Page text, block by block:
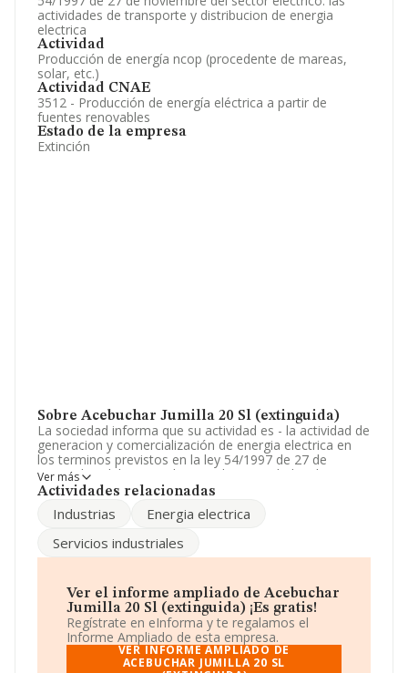
actividades de transporte y distribucion de energia
electrica
Actividad
Producción de energía ncop (procedente de mareas,
solar, etc.)
Actividad CNAE
3512 - Producción de energía eléctrica a partir de
fuentes renovables
Estado de la empresa
Extinción
Sobre Acebuchar Jumilla 20 Sl (extinguida)
La sociedad informa que su actividad es - la actividad de
generacion y comercialización de energia electrica en
los terminos previstos en la ley 54/1997 de 27 de
noviembre del sector electrico. las actividades de
transporte y distribución de energia electrica. La
Sociedad Limitada. Su actividad CNAE es 'Transporte de
tiene actividad en mercados exteriores.
NIF B13466065, está situada en Calle Juan Ii núm. 7 Plt
2, (13001), Ciudad Real, Castilla-la Mancha.
Con los datos a disposición de INFORMA sobre 46.044
empresas pertenecientes al sector, a nivel nacional la
facturación asciende a 23.269 millones de euros y la
Ver más
Actividades relacionadas
Industrias
Energia electrica
Servicios industriales
Ver el informe ampliado de Acebuchar
Jumilla 20 Sl (extinguida) ¡Es gratis!
Regístrate en eInforma y te regalamos el
Informe Ampliado de esta empresa.
VER INFORME AMPLIADO DE
ACEBUCHAR JUMILLA 20 SL